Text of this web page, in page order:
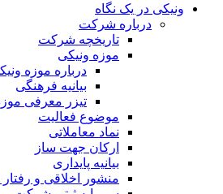
ونیکی در یک نگاه
درباره شرکت
تاریخچه شرکت
موزه ونیکی
درباره موزه
بیانیه فرهنگی
تیزر معرفی
موضوع فعالیت
نماد معاملاتی
ارکان جهت ساز
بیانیه پایداری
منشور اخلاقی و